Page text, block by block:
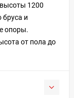
1200
бруса и
опоры.
от пола до